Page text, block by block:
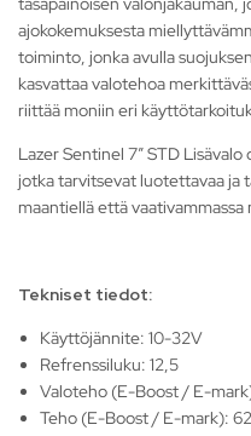
ajokokemuksesta
toiminto, jonka avulla
kasvattaa valotehoa
riittää moniin eri
Lazer Sentinel 7” STD
jotka tarvitsevat luotettavaa ja
maantiellä että vaativammassa
Tekniset tiedot:
Käyttöjännite: 10-32V
Refrenssiluku: 12,5
Valoteho (E-Boost / E-
Teho (E-Boost / E-mark):